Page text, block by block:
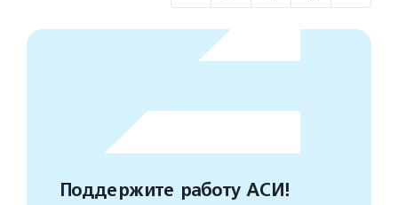
Поддержите работу АСИ!